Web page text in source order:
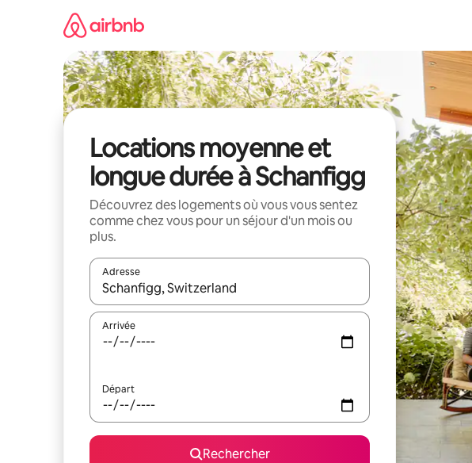
Locations moyenne et
longue durée à Schanfigg
Découvrez des logements où vous vous sentez
comme chez vous pour un séjour d'un mois ou
plus.
Adresse
Lorsque les résultats s'affichent, utilisez les flèches vers le haut et vers
Arrivée
Départ
Rechercher